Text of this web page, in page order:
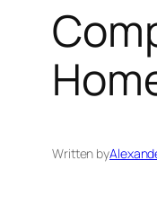
Written by